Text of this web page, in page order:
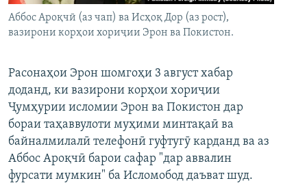
Аббос Ароқчӣ (аз чап) ва Исҳоқ Дор (аз рост),
вазирони корҳои хориҷии Эрон ва Покистон.
Расонаҳои Эрон шомгоҳи 3 август хабар
доданд, ки вазирони корҳои хориҷии
Ҷумҳурии исломии Эрон ва Покистон дар
бораи таҳаввулоти муҳими минтақаӣ ва
байналмилалӣ телефонӣ гуфтугӯ карданд ва аз
Аббос Ароқчӣ барои сафар "дар аввалин
фурсати мумкин" ба Исломобод даъват шуд.